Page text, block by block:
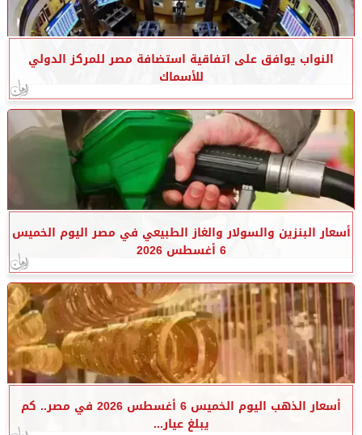
النواب يوافق على اتفاقية استضافة مصر للمركز الدولي
للأسماك
أسعار البنزين والسولار والغاز الطبيعي في مصر اليوم الخميس
6 أغسطس 2026
أسعار الذهب اليوم الخميس 6 أغسطس 2026 في مصر.. كم
يبلغ عيار...